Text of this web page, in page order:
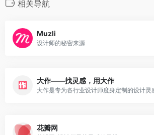
相关导航
Muzli
设计师的秘密来源
大作——找灵感，用大作
花瓣网